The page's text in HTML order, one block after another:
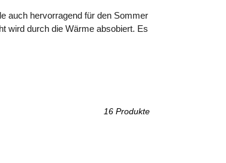
auch hervorragend für den Sommer
wird durch die Wärme absobiert. Es
16 Produkte